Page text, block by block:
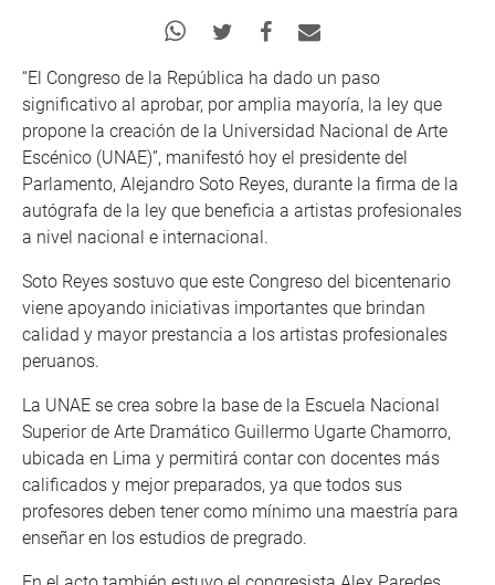
“El Congreso de la República ha dado un paso
significativo al aprobar, por amplia mayoría, la ley que
propone la creación de la Universidad Nacional de Arte
Escénico (UNAE)”, manifestó hoy el presidente del
Parlamento, Alejandro Soto Reyes, durante la firma de la
autógrafa de la ley que beneficia a artistas profesionales
a nivel nacional e internacional.
Soto Reyes sostuvo que este Congreso del bicentenario
viene apoyando iniciativas importantes que brindan
calidad y mayor prestancia a los artistas profesionales
peruanos.
La UNAE se crea sobre la base de la Escuela Nacional
Superior de Arte Dramático Guillermo Ugarte Chamorro,
ubicada en Lima y permitirá contar con docentes más
calificados y mejor preparados, ya que todos sus
profesores deben tener como mínimo una maestría para
enseñar en los estudios de pregrado.